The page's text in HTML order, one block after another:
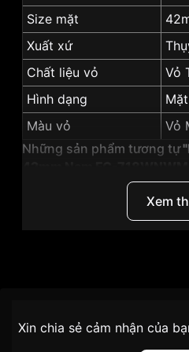
Size mặt
Xuất xứ
Chất liệu vỏ
Vỏ
Hình dạng
Màu vỏ
Vỏ
Những sản phẩm tương tự
Xem
Đối tượng sử dụng Nam
Xin chia sẻ cảm nhận của